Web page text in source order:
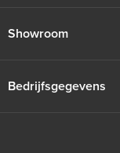
Showroom
Bedrijfsgegevens